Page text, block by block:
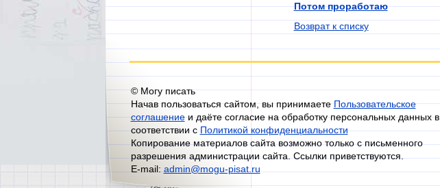
Потом проработаю
Возврат к списку
© Могу писать
Начав пользоваться сайтом, вы принимаетеПользовательское
соглашениеи даёте согласие на обработку персональных данных в
соответствии сПолитикой конфиденциальности
Копирование материалов сайта возможно только с письменного
разрешения администрации сайта. Ссылки приветствуются.
E-mail: admin@mogu-pisat.ru